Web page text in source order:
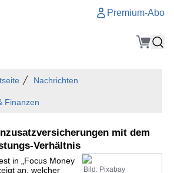
Premium-Abo
Nachrichten
Finanzen
mit dem
Verhältnis
Bild: Pixabay
in „Focus Money
an, welcher